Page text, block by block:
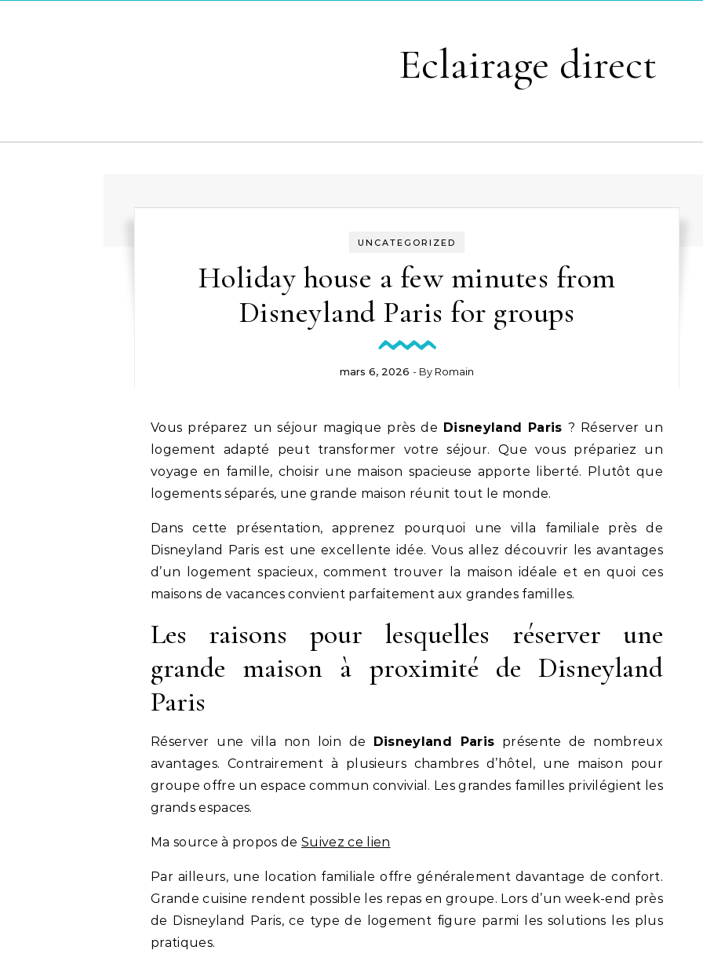
Eclairage direct
UNCATEGORIZED
Holiday house a few minutes from
Disneyland Paris for groups
mars 6, 2026 - By Romain
Vous préparez un séjour magique près de Disneyland Paris ? Réserver un
logement adapté peut transformer votre séjour. Que vous prépariez un
voyage en famille, choisir une maison spacieuse apporte liberté. Plutôt que
logements séparés, une grande maison réunit tout le monde.
Dans cette présentation, apprenez pourquoi une villa familiale près de
Disneyland Paris est une excellente idée. Vous allez découvrir les avantages
d’un logement spacieux, comment trouver la maison idéale et en quoi ces
maisons de vacances convient parfaitement aux grandes familles.
Les raisons pour lesquelles réserver une
grande maison à proximité de Disneyland
Paris
Réserver une villa non loin de Disneyland Paris présente de nombreux
avantages. Contrairement à plusieurs chambres d’hôtel, une maison pour
groupe offre un espace commun convivial. Les grandes familles privilégient les
grands espaces.
Ma source à propos deSuivez ce lien
Par ailleurs, une location familiale offre généralement davantage de confort.
Grande cuisine rendent possible les repas en groupe. Lors d’un week-end près
de Disneyland Paris, ce type de logement figure parmi les solutions les plus
pratiques.